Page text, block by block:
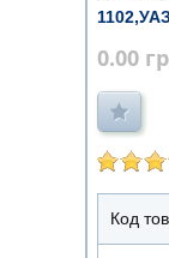
0.00
Код